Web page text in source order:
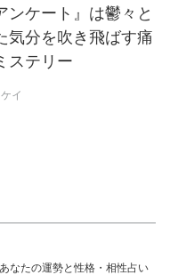
ンケート』は鬱々と
気分を吹き飛ばす痛
ステリー
イ
なたの運勢と性格・相性占い